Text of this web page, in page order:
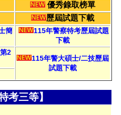
優秀錄取榜單
歷屆試題下載
簡
115年警察特考歷屆試題
下載
2
115年警大碩士/二技歷屆
試題下載
考三等】